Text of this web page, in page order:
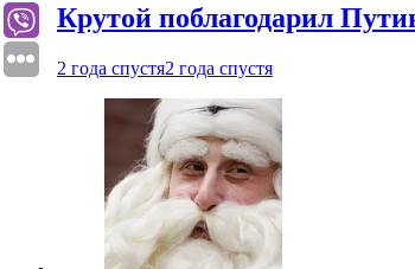
Крутой поблагодарил
2 года спустя2 года спустя